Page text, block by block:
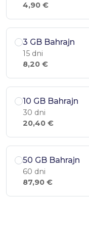
4,90 €
3 GB Bahrajn
15 dni
8,20 €
10 GB Bahrajn
30 dni
20,40 €
50 GB Bahrajn
60 dni
87,90 €